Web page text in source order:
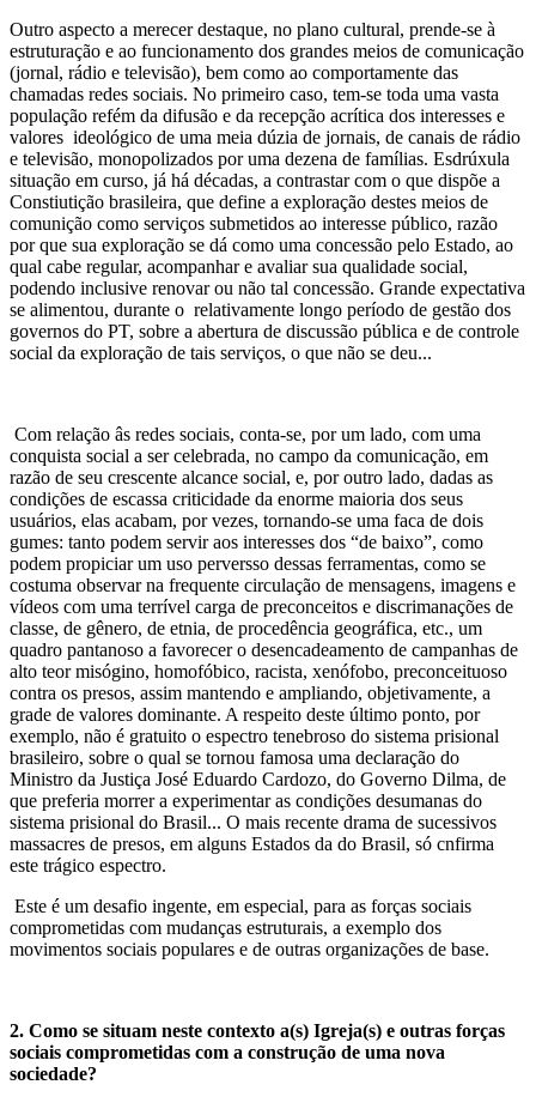
Outro aspecto a merecer destaque, no plano cultural, prende-se à
estruturação e ao funcionamento dos grandes meios de comunicação
(jornal, rádio e televisão), bem como ao comportamente das
chamadas redes sociais. No primeiro caso, tem-se toda uma vasta
população refém da difusão e da recepção acrítica dos interesses e
valores ideológico de uma meia dúzia de jornais, de canais de rádio
e televisão, monopolizados por uma dezena de famílias. Esdrúxula
situação em curso, já há décadas, a contrastar com o que dispõe a
Constiutição brasileira, que define a exploração destes meios de
comunição como serviços submetidos ao interesse público, razão
por que sua exploração se dá como uma concessão pelo Estado, ao
qual cabe regular, acompanhar e avaliar sua qualidade social,
podendo inclusive renovar ou não tal concessão. Grande expectativa
se alimentou, durante o relativamente longo período de gestão dos
governos do PT, sobre a abertura de discussão pública e de controle
social da exploração de tais serviços, o que não se deu...
Com relação âs redes sociais, conta-se, por um lado, com uma
conquista social a ser celebrada, no campo da comunicação, em
razão de seu crescente alcance social, e, por outro lado, dadas as
condições de escassa criticidade da enorme maioria dos seus
usuários, elas acabam, por vezes, tornando-se uma faca de dois
gumes: tanto podem servir aos interesses dos “de baixo”, como
podem propiciar um uso perversso dessas ferramentas, como se
costuma observar na frequente circulação de mensagens, imagens e
vídeos com uma terrível carga de preconceitos e discrimanações de
classe, de gênero, de etnia, de procedência geográfica, etc., um
quadro pantanoso a favorecer o desencadeamento de campanhas de
alto teor misógino, homofóbico, racista, xenófobo, preconceituoso
contra os presos, assim mantendo e ampliando, objetivamente, a
grade de valores dominante. A respeito deste último ponto, por
exemplo, não é gratuito o espectro tenebroso do sistema prisional
brasileiro, sobre o qual se tornou famosa uma declaração do
Ministro da Justiça José Eduardo Cardozo, do Governo Dilma, de
que preferia morrer a experimentar as condições desumanas do
sistema prisional do Brasil... O mais recente drama de sucessivos
massacres de presos, em alguns Estados da do Brasil, só cnfirma
este trágico espectro.
Este é um desafio ingente, em especial, para as forças sociais
comprometidas com mudanças estruturais, a exemplo dos
movimentos sociais populares e de outras organizações de base.
2. Como se situam neste contexto a(s) Igreja(s) e outras forças
sociais comprometidas com a construção de uma nova
sociedade?